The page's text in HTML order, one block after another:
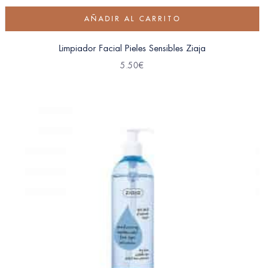
AÑADIR AL CARRITO
Limpiador Facial Pieles Sensibles Ziaja
5.50€